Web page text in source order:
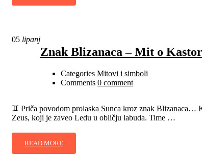
05 lipanj
Znak Blizanaca – Mit o
Categories Mitovi i simboli
Comments 0 comment
♊ Priča povodom prolaska Sunca kroz znak Blizanaca…
Zeus, koji je zaveo Ledu u obličju labuda. Time …
READ MORE